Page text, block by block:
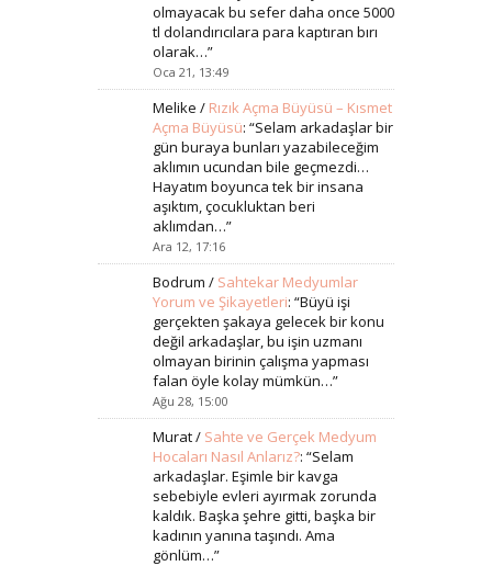
olmayacak bu sefer daha once 5000
tl dolandırıcılara para kaptıran bırı
olarak…”
Oca 21, 13:49
Melike / Rızık Açma Büyüsü – Kısmet
Açma Büyüsü: “Selam arkadaşlar bir
gün buraya bunları yazabileceğim
aklımın ucundan bile geçmezdi…
Hayatım boyunca tek bir insana
aşıktım, çocukluktan beri
aklımdan…”
Ara 12, 17:16
Bodrum / Sahtekar Medyumlar
Yorum ve Şikayetleri: “Büyü işi
gerçekten şakaya gelecek bir konu
değil arkadaşlar, bu işin uzmanı
olmayan birinin çalışma yapması
falan öyle kolay mümkün…”
Ağu 28, 15:00
Murat/ Sahte ve Gerçek Medyum
Hocaları Nasıl Anlarız?: “Selam
arkadaşlar. Eşimle bir kavga
sebebiyle evleri ayırmak zorunda
kaldık. Başka şehre gitti, başka bir
kadının yanına taşındı. Ama
gönlüm…”